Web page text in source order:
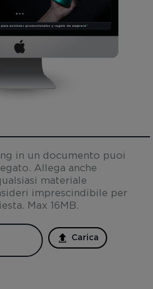
in un documento puoi
Allega anche
materiale
imprescindibile per
Max 16MB.
Carica